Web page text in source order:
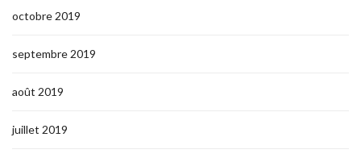
octobre 2019
septembre 2019
août 2019
juillet 2019